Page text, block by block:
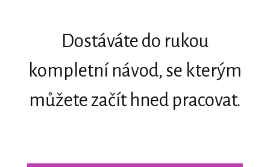
Dostáváte do rukou
kompletní návod, se kterým
můžete začít hned pracovat.